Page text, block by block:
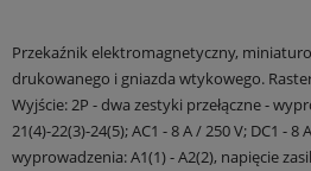
Przekaźnik elektromagnetyczny,
drukowanego i gniazda wtykowego.
Wyjście: 2P - dwa zestyki przełączne -
21(4)-22(3)-24(5); AC1 - 8 A / 250 V; DC1 - 8
wyprowadzenia: A1(1) - A2(2), napięcie